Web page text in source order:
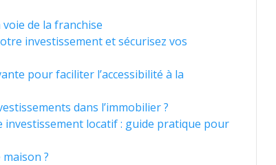
de la franchise
investissement et sécurisez vos
pour faciliter l’accessibilité à la
dans l’immobilier ?
investissement locatif : guide pratique pour
?